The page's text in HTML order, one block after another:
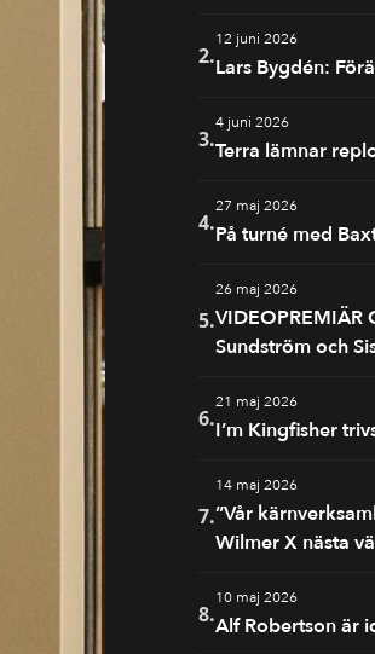
2.
12 juni 2026
Lars Bygdén:
3.
4 juni 2026
Terra lämnar
4.
27 maj 2026
På turné med
5.
26 maj 2026
VIDEOPREMIÄR
Sundström och
6.
21 maj 2026
I’m Kingfisher
7.
14 maj 2026
”Vår
Wilmer X nästa
8.
10 maj 2026
Alf Robertson är